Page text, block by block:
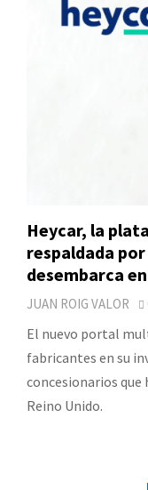
Heycar, la
respaldada
desembarca
JUAN ROIG VALOR
El nuevo portal
fabricantes en su
concesionarios que
Reino Unido.